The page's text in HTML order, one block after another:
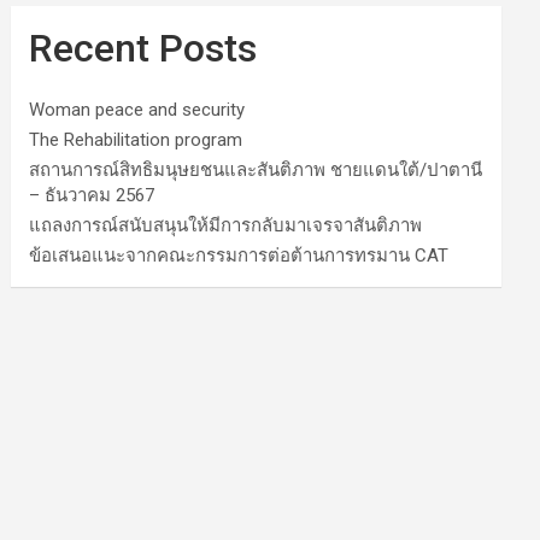
Recent Posts
Woman peace and security
The Rehabilitation program
สถานการณ์สิทธิมนุษยชนและสันติภาพ ชายแดนใต้/ปาตานี
– ธันวาคม 2567
แถลงการณ์สนับสนุนให้มีการกลับมาเจรจาสันติภาพ
ข้อเสนอแนะจากคณะกรรมการต่อต้านการทรมาน CAT